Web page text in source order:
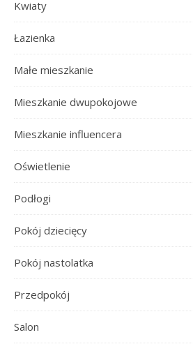
Kwiaty
Łazienka
Małe mieszkanie
Mieszkanie dwupokojowe
Mieszkanie influencera
Oświetlenie
Podłogi
Pokój dziecięcy
Pokój nastolatka
Przedpokój
Salon